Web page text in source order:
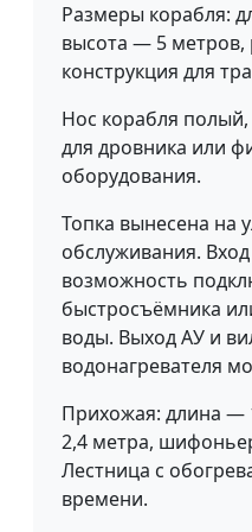
Размеры корабля:
высота — 5 метров,
конструкция для
Нос корабля
для дровника или
оборудования.
Топка вынесена на
обслуживания.
возможность
быстросъёмника
воды. Выход АУ и
водонагревателя
Прихожая: длина
2,4 метра,
Лестница с
времени.